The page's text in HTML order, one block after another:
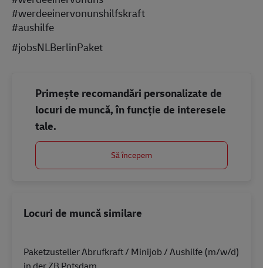
#werdeeinervonunshilfskraft
#aushilfe
#jobsNLBerlinPaket
Primește recomandări personalizate de
locuri de muncă, în funcție de interesele
tale.
Să începem
Locuri de muncă similare
Paketzusteller Abrufkraft / Minijob / Aushilfe (m/w/d)